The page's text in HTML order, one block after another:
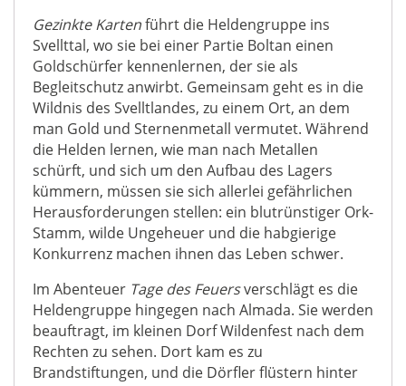
Gezinkte Kartenführt die Heldengruppe ins
Svellttal, wo sie bei einer Partie Boltan einen
Goldschürfer kennenlernen, der sie als
Begleitschutz anwirbt. Gemeinsam geht es in die
Wildnis des Svelltlandes, zu einem Ort, an dem
man Gold und Sternenmetall vermutet. Während
die Helden lernen, wie man nach Metallen
schürft, und sich um den Aufbau des Lagers
kümmern, müssen sie sich allerlei gefährlichen
Herausforderungen stellen: ein blutrünstiger Ork-
Stamm, wilde Ungeheuer und die habgierige
Konkurrenz machen ihnen das Leben schwer.
Im Abenteuer Tage des Feuersverschlägt es die
Heldengruppe hingegen nach Almada. Sie werden
beauftragt, im kleinen Dorf Wildenfest nach dem
Rechten zu sehen. Dort kam es zu
Brandstiftungen, und die Dörfler flüstern hinter